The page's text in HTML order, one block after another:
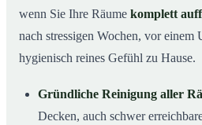
wenn Sie Ihre Räume komplett
nach stressigen Wochen, vor einem
hygienisch reines Gefühl zu Hause.
Gründliche Reinigung aller
Decken, auch schwer